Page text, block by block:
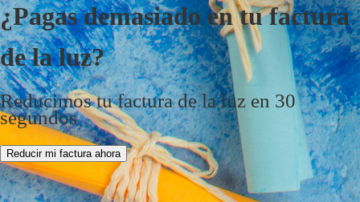
¿Pagas demasiado en tu factura
de la luz?
Reducimos tu factura de la luz en 30
segundos
Reducir mi factura ahora